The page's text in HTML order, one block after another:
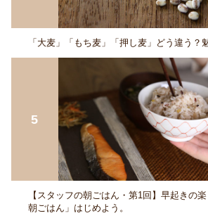
「大麦」「もち麦」「押し麦」どう違う？
【スタッフの朝ごはん・第1回】早起きの
朝ごはん」はじめよう。